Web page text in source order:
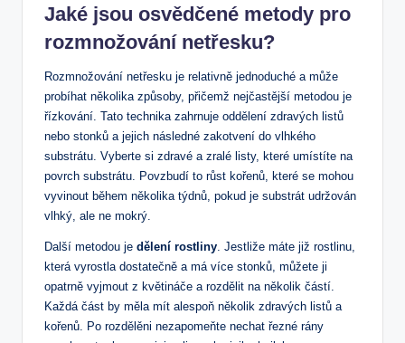
Jaké jsou osvědčené metody pro
rozmnožování netřesku?
Rozmnožování netřesku je relativně jednoduché a může
probíhat několika způsoby, přičemž nejčastější metodou je
řízkování. Tato technika zahrnuje oddělení zdravých listů
nebo stonků a jejich následné zakotvení do vlhkého
substrátu. Vyberte si zdravé a zralé listy, které umístíte na
povrch substrátu. Povzbudí to růst kořenů, které se mohou
vyvinout během několika týdnů, pokud je substrát udržován
vlhký, ale ne mokrý.
Další metodou je dělení rostliny. Jestliže máte již rostlinu,
která vyrostla dostatečně a má více stonků, můžete ji
opatrně vyjmout z květináče a rozdělit na několik částí.
Každá část by měla mít alespoň několik zdravých listů a
kořenů. Po rozdělěni nezapomeňte nechat řezné rány